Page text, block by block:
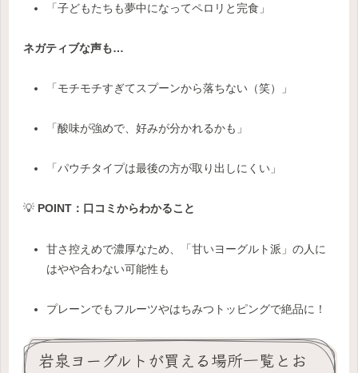
「子どもたちも夢中になってペロリと完食」
ネガティブな声も…
「モチモチすぎてスプーンから落ちない（笑）」
「酸味が強めで、好みが分かれるかも」
「パウチタイプは最後の方が取り出しにくい」
💡 POINT：口コミからわかること
甘さ控えめで濃厚なため、「甘いヨーグルト派」の人に
はやや合わない可能性も
プレーンでもフルーツやはちみつトッピングで絶品に！
岩泉ヨーグルトが買える場所一覧とお